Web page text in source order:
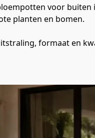
voor buiten
planten en bomen.
formaat en